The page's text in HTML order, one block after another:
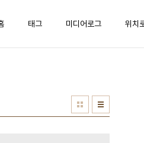
태그 미디어로그 위치